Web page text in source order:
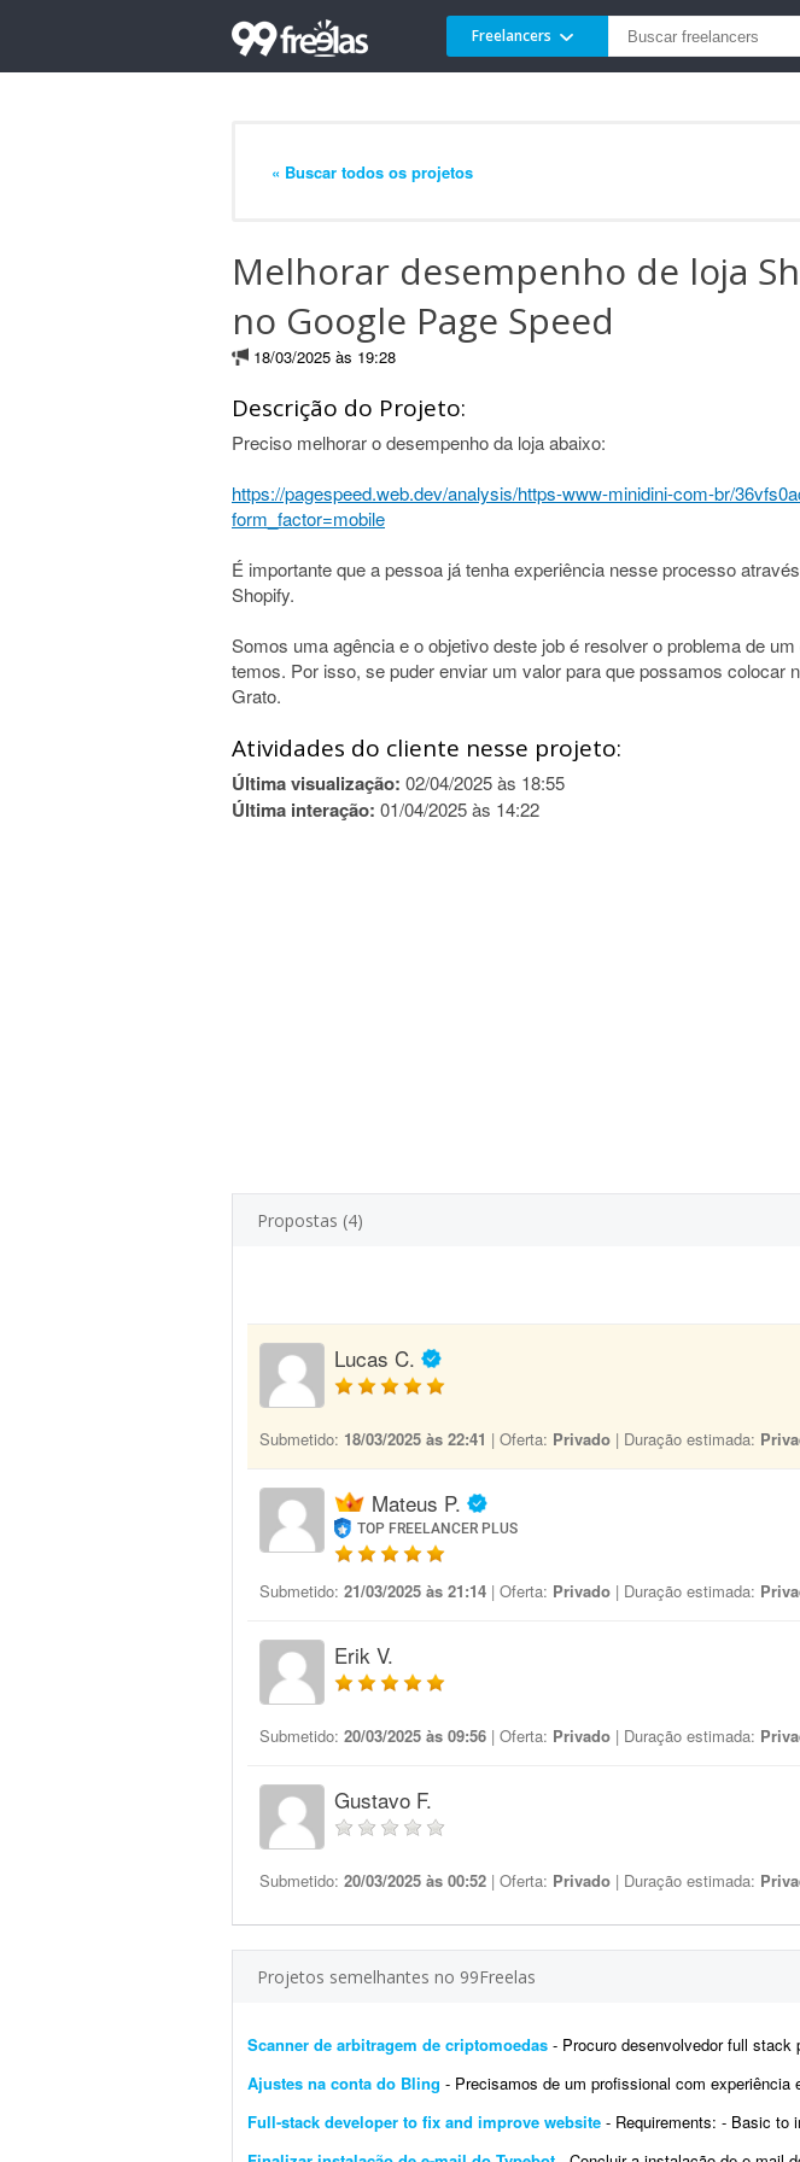
Freelancers
« Buscar todos os projetos
Melhorar desempenho de loja
no Google Page Speed
18/03/2025 às 19:28
Descrição do Projeto:
Preciso melhorar o desempenho da loja abaixo:
https://pagespeed.web.dev/analysis/https-www-minidini-com-br/
form_factor=mobile
É importante que a pessoa já tenha experiência nesse processo
Shopify.
Somos uma agência e o objetivo deste job é resolver o problema de
temos. Por isso, se puder enviar um valor para que possamos colocar
Grato.
Atividades do cliente nesse projeto:
Última visualização: 02/04/2025 às 18:55
Última interação: 01/04/2025 às 14:22
Propostas (4)
Lucas C.
Submetido: 18/03/2025 às 22:41 | Oferta: Privado | Duração estimada:
Mateus P.
TOP FREELANCER PLUS
Submetido: 21/03/2025 às 21:14 | Oferta: Privado | Duração estimada:
Erik V.
Submetido: 20/03/2025 às 09:56 | Oferta: Privado | Duração estimada:
Gustavo F.
Submetido: 20/03/2025 às 00:52 | Oferta: Privado | Duração estimada:
Projetos semelhantes no 99Freelas
Scanner de arbitragem de criptomoedas - Procuro desenvolvedor full stack para criar uma
Ajustes na conta do Bling - Precisamos de um profissional com experiência em e-commerce e
Full-stack developer to fix and improve website - Requirements: - Basic to intermediate full-stack